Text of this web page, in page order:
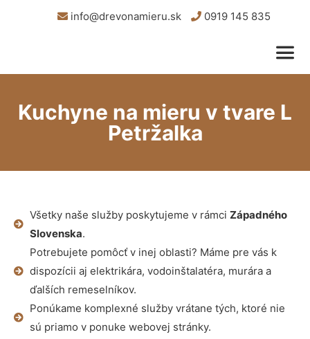
info@drevonamieru.sk 0919 145 835
Kuchyne na mieru v tvare L
Petržalka
Všetky naše služby poskytujeme v rámci Západného
Slovenska.
Potrebujete pomôcť v inej oblasti? Máme pre vás k
dispozícii aj elektrikára, vodoinštalatéra, murára a
ďalších remeselníkov.
Ponúkame komplexné služby vrátane tých, ktoré nie
sú priamo v ponuke webovej stránky.